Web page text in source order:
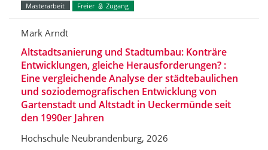
Masterarbeit Freier Zugang
Mark Arndt
Altstadtsanierung und Stadtumbau: Konträre
Entwicklungen, gleiche Herausforderungen? :
Eine vergleichende Analyse der städtebaulichen
und soziodemografischen Entwicklung von
Gartenstadt und Altstadt in Ueckermünde seit
den 1990er Jahren
Hochschule Neubrandenburg, 2026